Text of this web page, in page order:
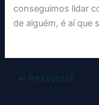
conseguimos lidar
de alguém, é aí que
PREVIOUS